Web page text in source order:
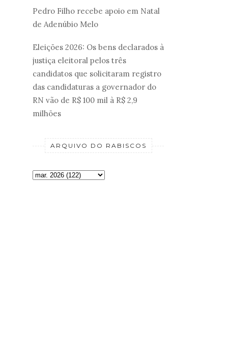
Pedro Filho recebe apoio em Natal
de Adenúbio Melo
Eleições 2026: Os bens declarados à
justiça eleitoral pelos três
candidatos que solicitaram registro
das candidaturas a governador do
RN vão de R$ 100 mil à R$ 2,9
milhões
ARQUIVO DO RABISCOS